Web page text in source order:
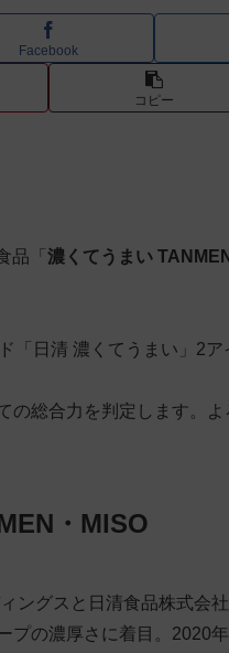
Facebook
コピー
品「 濃くてうまい TANMEN
「日清 濃くてうまい」2ア
総合力を判定します。よ
・MISO
ングスと日清食品株式会
プの濃厚さに着目。2020